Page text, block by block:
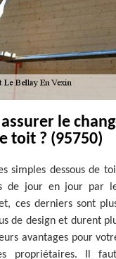
le
toit ? (95750)
simples dessous de
de jour en jour par
ces derniers sont
de design et durent
avantages pour
propriétaires. Il